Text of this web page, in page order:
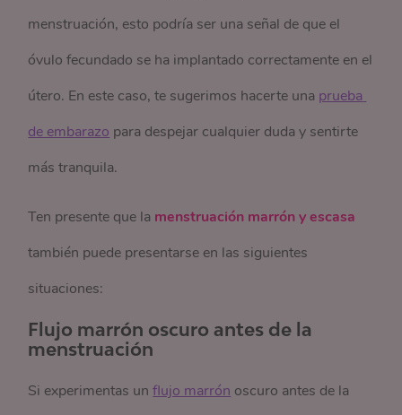
menstruación, esto podría ser una señal de que el
óvulo fecundado se ha implantado correctamente en el
útero. En este caso, te sugerimos hacerte una prueba
de embarazo para despejar cualquier duda y sentirte
más tranquila.
Ten presente que la menstruación marrón y escasa
también puede presentarse en las siguientes
situaciones:
Flujo marrón oscuro antes de la
menstruación
Si experimentas unflujo marrón oscuro antes de la